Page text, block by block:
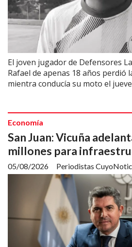
El joven jugador de Defensores
Rafael de apenas 18 años perdió
mientra conducía su moto el
San Juan: Vicuña
millones para
Periodistas
Economía
05/08/2026